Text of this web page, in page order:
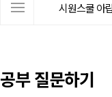
시원스쿨 아
공부 질문하기